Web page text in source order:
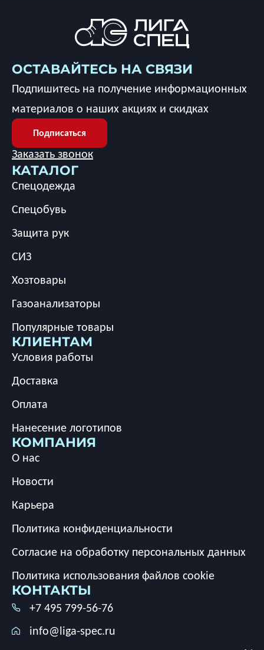
КАТАЛОГ
Спецодежда
Спецобувь
Защита рук
СИЗ
Хозтовары
Газоанализаторы
Популярные товары
КЛИЕНТАМ
Условия работы
Доставка
Оплата
Нанесение логотипов
КОМПАНИЯ
О нас
Новости
Карьера
Политика конфиденциальности
Согласие на обработку персональных данных
Политика использования файлов cookie
КОНТАКТЫ
+7 495 799-56-76
info@liga-spec.ru
ОСТАВАЙТЕСЬ НА СВЯЗИ
Подпишитесь на получение информационных
материалов о наших акциях и скидках
Подписаться
Заказать звонок